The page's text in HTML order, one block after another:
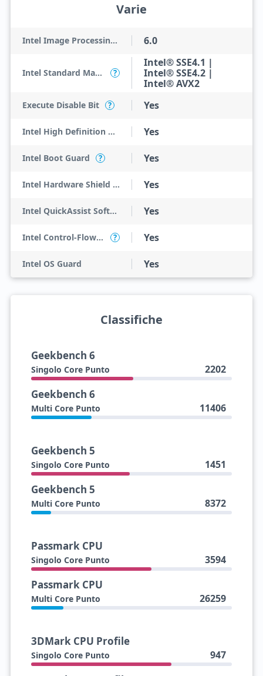
Varie
Intel Image Processing Unit 6.0
Intel Standard Manageability (ISM) ?
Intel® SSE4.1 |
Intel® SSE4.2 |
Intel® AVX2
Execute Disable Bit ? Yes
Intel High Definition Audio Yes
Intel Boot Guard ? Yes
Intel Hardware Shield Eligibility Yes
Intel QuickAssist Software Acceleration Yes
Intel Control-Flow Enforcement Technology ? Yes
Intel OS Guard Yes
Classifiche
Geekbench 6
Singolo Core Punto 2202
Geekbench 6
Multi Core Punto 11406
Geekbench 5
Singolo Core Punto 1451
Geekbench 5
Multi Core Punto 8372
Passmark CPU
Singolo Core Punto 3594
Passmark CPU
Multi Core Punto 26259
3DMark CPU Profile
Singolo Core Punto 947